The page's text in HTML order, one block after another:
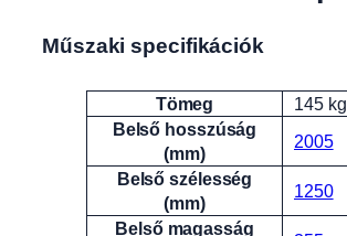
Műszaki specifikációk
Attribútumok Érték
Tömeg
145 kg
Belső hosszúság
(mm)
2005
Belső szélesség
(mm)
1250
Belső magasság